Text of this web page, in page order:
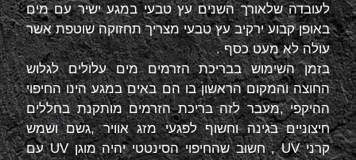
לעובדה שלאורך השנים עץ טבעי במגע ישיר עם מים
באופן קבוע ירקיב עץ טבעי מצריך תחזוקה שוטפת אשר
עולה לא מעט כסף .
בזמן השימוש בבריכת הזרמים מים עלולים לגלוש
החוצה והמקום הראשון בו הם באים במגע הינו החיפוי
ההיקפי ,מעבר לזה בריכת הזרמים מותקנת בחללים
חיצוניים בגינה וחשוף לפגעי מזג אוויר ,גשם ושמש
קרניUV, חשוב שהחיפוי הסינטטי יהיה מוגןUVעם